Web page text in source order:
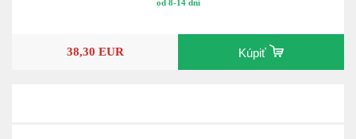
od 8-14 dní
38,30 EUR Kúpiť